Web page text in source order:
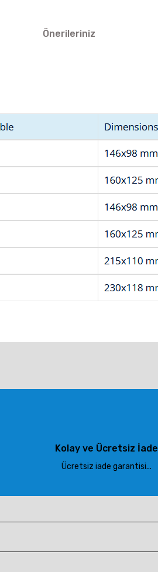
Önerileriniz
Kolay ve Ücretsiz İade
Ücretsiz iade garantisi...